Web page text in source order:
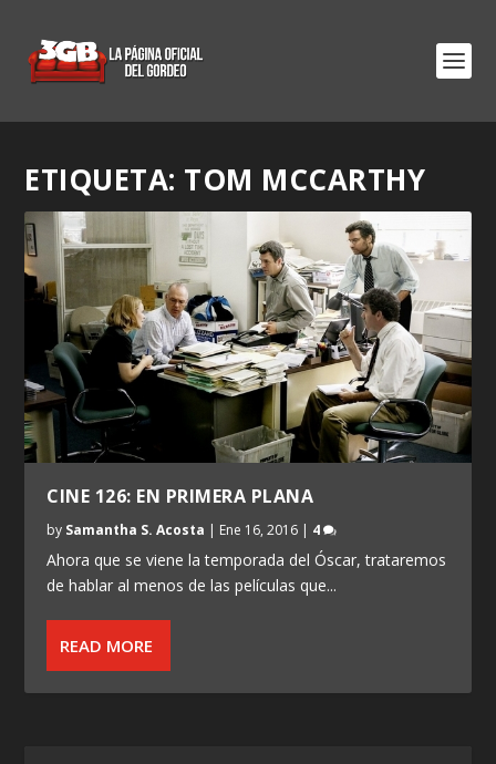
ETIQUETA: TOM MCCARTHY
CINE 126: EN PRIMERA PLANA
by Samantha S. Acosta | Ene 16, 2016 | 4
Ahora que se viene la temporada del Óscar, trataremos
de hablar al menos de las películas que...
READ MORE